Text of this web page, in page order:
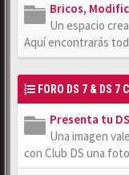
Bricos,
Un espacio
Aquí encontrarás
FORO DS 7 & DS 7
Presenta tu
Una imagen
con Club DS una